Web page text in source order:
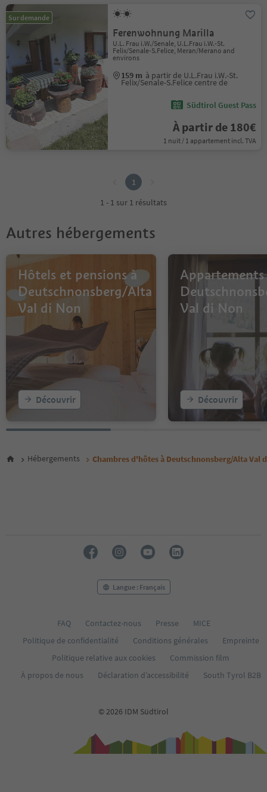
Sur demande
Ferenwohnung Marilla
U.L. Frau i.W./Senale, U.L.Frau i.W.-St.
Felix/Senale-S.Felice, Meran/Merano and
environs
159 m à partir de U.L.Frau i.W.-St.
Felix/Senale-S.Felice centre de
Südtirol Guest Pass
À partir de 180€
1 nuit / 1 appartement incl. TVA
1
1 - 1 sur 1 résultats
Autres hébergements
Hôtels et pensions à
Deutschnonsberg/Alta
Val di Non
Découvrir
Appartements
Val di Non
Découvrir
Hébergements Chambres d'hôtes à Deutschnonsberg/Alta Val
Langue : Français
FAQ Contactez-nous Presse
MICE
Politique de confidentialité
Conditions générales
Empreinte
Politique relative aux cookies
Commission film
À propos de nous
Déclaration d’accessibilité South Tyrol B2B
© 2026 IDM Südtirol